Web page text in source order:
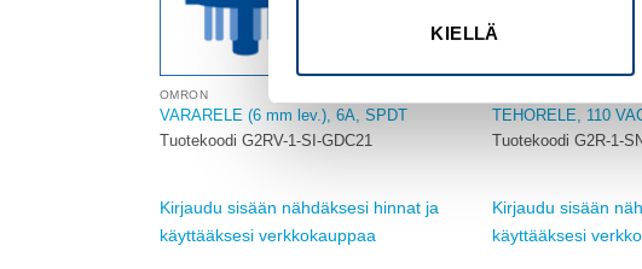
KIELLÄ
OMRON
VARARELE (6 mm lev.), 6A, SPDT
Tuotekoodi G2RV-1-SI-GDC21
Kirjaudu sisään nähdäksesi hinnat ja
käyttääksesi verkkokauppaa
TEHORELE, 110
Tuotekoodi G2R-1-
Kirjaudu sisään
käyttääksesi